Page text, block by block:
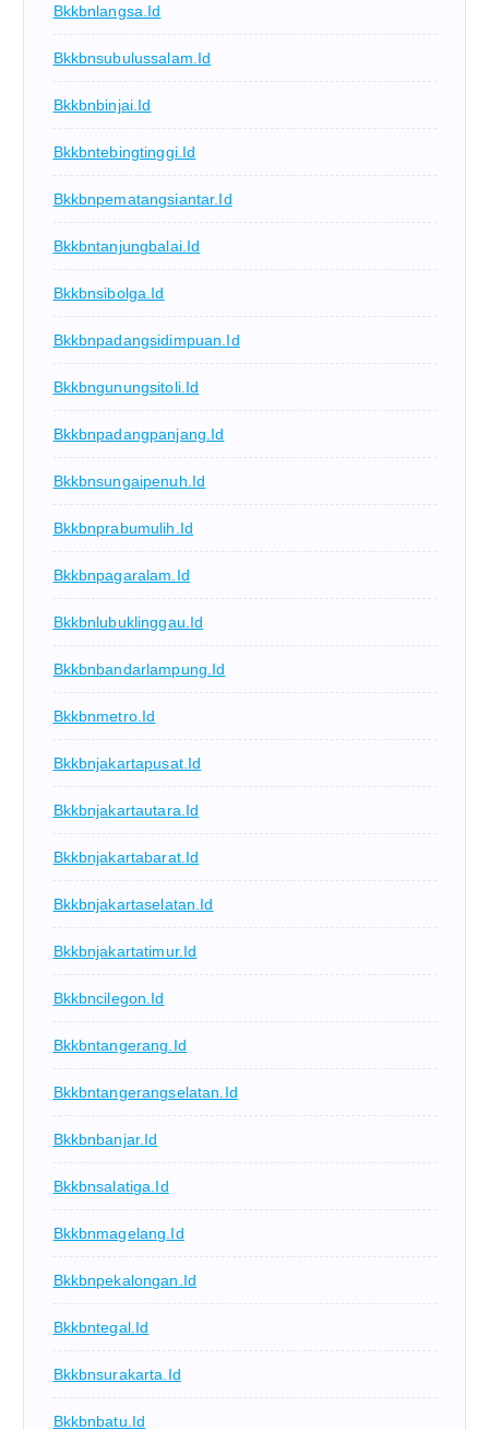
Bkkbnlangsa.id
Bkkbnsubulussalam.id
Bkkbnbinjai.id
Bkkbntebingtinggi.id
Bkkbnpematangsiantar.id
Bkkbntanjungbalai.id
Bkkbnsibolga.id
Bkkbnpadangsidimpuan.id
Bkkbngunungsitoli.id
Bkkbnpadangpanjang.id
Bkkbnsungaipenuh.id
Bkkbnprabumulih.id
Bkkbnpagaralam.id
Bkkbnlubuklinggau.id
Bkkbnbandarlampung.id
Bkkbnmetro.id
Bkkbnjakartapusat.id
Bkkbnjakartautara.id
Bkkbnjakartabarat.id
Bkkbnjakartaselatan.id
Bkkbnjakartatimur.id
Bkkbncilegon.id
Bkkbntangerang.id
Bkkbntangerangselatan.id
Bkkbnbanjar.id
Bkkbnsalatiga.id
Bkkbnmagelang.id
Bkkbnpekalongan.id
Bkkbntegal.id
Bkkbnsurakarta.id
Bkkbnbatu.id